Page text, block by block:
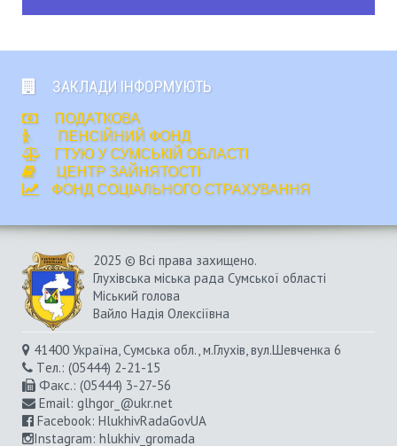
ЗАКЛАДИ ІНФОРМУЮТЬ
ПОДАТКОВА
ПЕНСІЙНИЙ ФОНД
ГТУЮ У СУМСЬКІЙ ОБЛАСТІ
ЦЕНТР ЗАЙНЯТОСТІ
ФОНД СОЦІАЛЬНОГО СТРАХУВАННЯ
2025 © Всі права захищено.
Глухівська міська рада Сумської області
Міський голова
Вайло Надія Олексіївна
41400 Україна, Сумська обл., м.Глухів, вул.Шевченка 6
Tел.: (05444) 2-21-15
Факс.: (05444) 3-27-56
Email: glhgor_@ukr.net
Facebook: HlukhivRadaGovUA
Instagram: hlukhiv_gromada